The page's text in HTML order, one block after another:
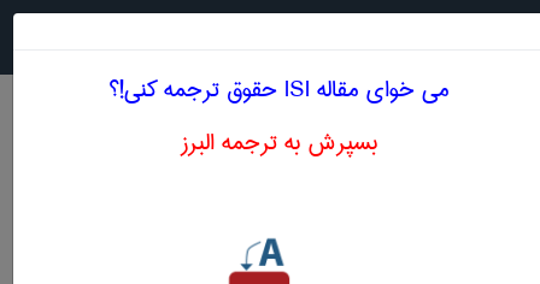
می خوای مقاله ISI حقوق ترجمه کنی!؟
بسپرش به ترجمه البرز